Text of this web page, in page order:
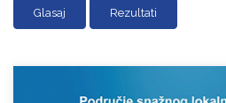
Rezultati